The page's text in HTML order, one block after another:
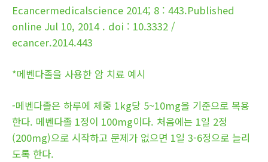
Ecancermedicalscience 2014; 8 : 443.Published
online Jul 10, 2014 . doi : 10.3332 /
ecancer.2014.443
*메벤다졸을 사용한 암 치료 예시
-메벤다졸은 하루에 체중 1kg당 5~10mg을 기준으로 복용
한다. 메벤다졸 1정이 100mg이다. 처음에는 1일 2정
(200mg)으로 시작하고 문제가 없으면 1일 3-6정으로 늘리
도록 한다.